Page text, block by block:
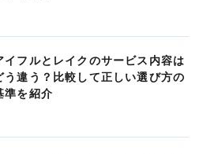
イフルとレイクのサービス内容は
う違う？比較して正しい選び方の
準を紹介